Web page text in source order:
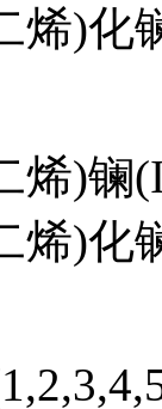
烯)
烯)镧
烯)